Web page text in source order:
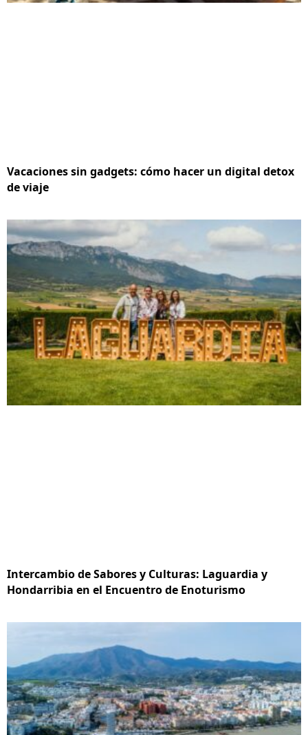
Vacaciones sin gadgets: cómo hacer un digital detox
de viaje
Intercambio de Sabores y Culturas: Laguardia y
Hondarribia en el Encuentro de Enoturismo